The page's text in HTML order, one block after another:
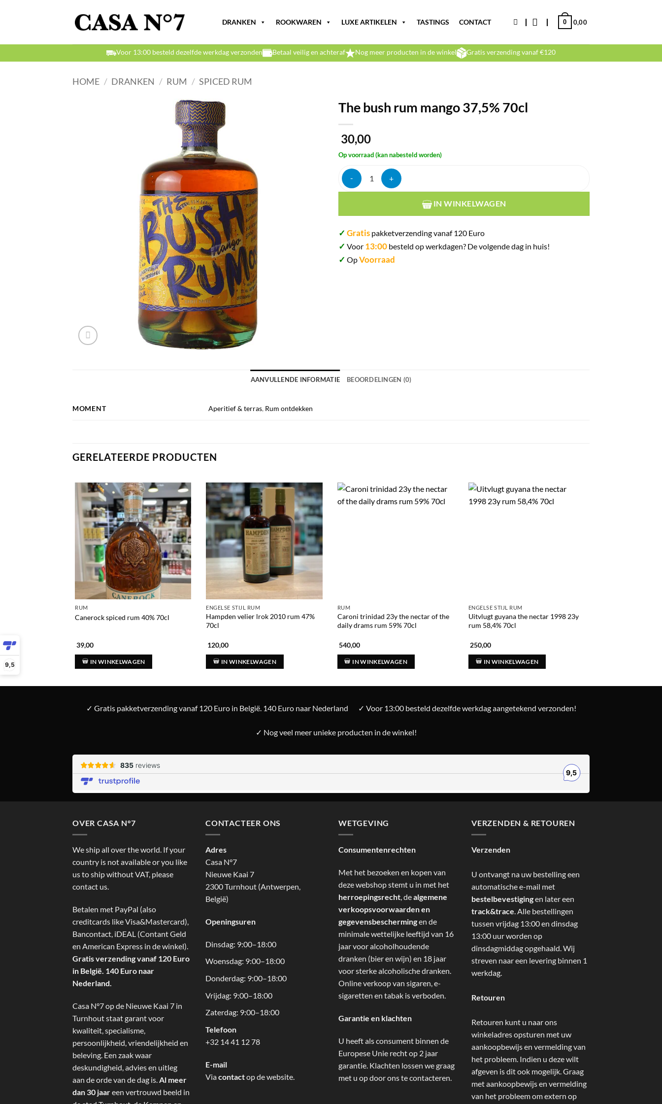
9,5
DRANKEN ROOKWAREN LUXE ARTIKELEN TASTINGS CONTACT 0,00
0
Voor 13:00 besteld dezelfde werkdag verzonden Betaal veilig en achteraf Nog meer producten in de winkel Gratis verzending vanaf €120
HOME / DRANKEN / RUM / SPICED RUM
The bush rum mango 37,5% 70cl
30,00
Op voorraad (kan nabesteld worden)
The bush rum mango 37,5% 70cl aantal
IN WINKELWAGEN
✓ Gratis pakketverzending vanaf 120 Euro
✓ Voor 13:00 besteld op werkdagen? De volgende dag in huis!
✓ OpVoorraad
AANVULLENDE INFORMATIE BEOORDELINGEN (0)
MOMENT Aperitief & terras, Rum ontdekken
GERELATEERDE PRODUCTEN
RUM
Canerock spiced rum 40% 70cl
39,00
IN WINKELWAGEN
ENGELSE STIJL RUM
Hampden velier lrok 2010 rum 47%
70cl
120,00
IN WINKELWAGEN
RUM
Caroni trinidad 23y the nectar of the
daily drams rum 59% 70cl
540,00
IN WINKELWAGEN
ENGELSE STIJL RUM
Uitvlugt guyana the nectar 1998 23y
rum 58,4% 70cl
250,00
IN WINKELWAGEN
✓ Gratis pakketverzending vanaf 120 Euro in België. 140 Euro naar Nederland ✓ Voor 13:00 besteld dezelfde werkdag aangetekend verzonden!
✓ Nog veel meer unieke producten in de winkel!
OVER CASA N°7
We ship all over the world. If your
country is not available or you like
us to ship without VAT, please
contact us.
Betalen met PayPal (also
creditcards like Visa&Mastercard),
Bancontact, iDEAL (Contant Geld
en American Express in de winkel).
Gratis verzending vanaf 120 Euro
in België. 140 Euro naar
Nederland.
Casa N°7 op de Nieuwe Kaai 7 in
Turnhout staat garant voor
kwaliteit, specialisme,
persoonlijkheid, vriendelijkheid en
beleving. Een zaak waar
deskundigheid, advies en uitleg
aan de orde van de dag is.Al meer
dan 30 jaareen vertrouwd beeld in
CONTACTEER ONS
Adres
Casa N°7
Nieuwe Kaai 7
2300 Turnhout (Antwerpen,
België)
Openingsuren
Dinsdag: 9:00–18:00
Woensdag: 9:00–18:00
Donderdag: 9:00–18:00
Vrijdag: 9:00–18:00
Zaterdag: 9:00–18:00
Telefoon
+32 14 41 12 78
E-mail
Viacontactop de website.
WETGEVING
Consumentenrechten
Met het bezoeken en kopen van
deze webshop stemt u in met het
herroepingsrecht, dealgemene
verkoopsvoorwaarden en
gegevensbeschermingen de
minimale wettelijke leeftijd van 16
jaar voor alcoholhoudende
dranken (bier en wijn) en 18 jaar
voor sterke alcoholische dranken.
Online verkoop van sigaren, e-
sigaretten en tabak is verboden.
Garantie en klachten
U heeft als consument binnen de
Europese Unie recht op 2 jaar
garantie. Klachten lossen we graag
met u op door ons te contacteren.
VERZENDEN & RETOUREN
Verzenden
U ontvangt na uw bestelling een
automatische e-mail met
bestelbevestigingen later een
track&trace. Alle bestellingen
tussen vrijdag 13:00 en dinsdag
13:00 uur worden op
dinsdagmiddag opgehaald. Wij
streven naar een levering binnen 1
werkdag.
Retouren
Retouren kunt u naar ons
winkeladres opsturen met uw
aankoopbewijs en vermelding van
het probleem. Indien u deze wilt
afgeven is dit ook mogelijk. Graag
met aankoopbewijs en vermelding
van het probleem om extern op